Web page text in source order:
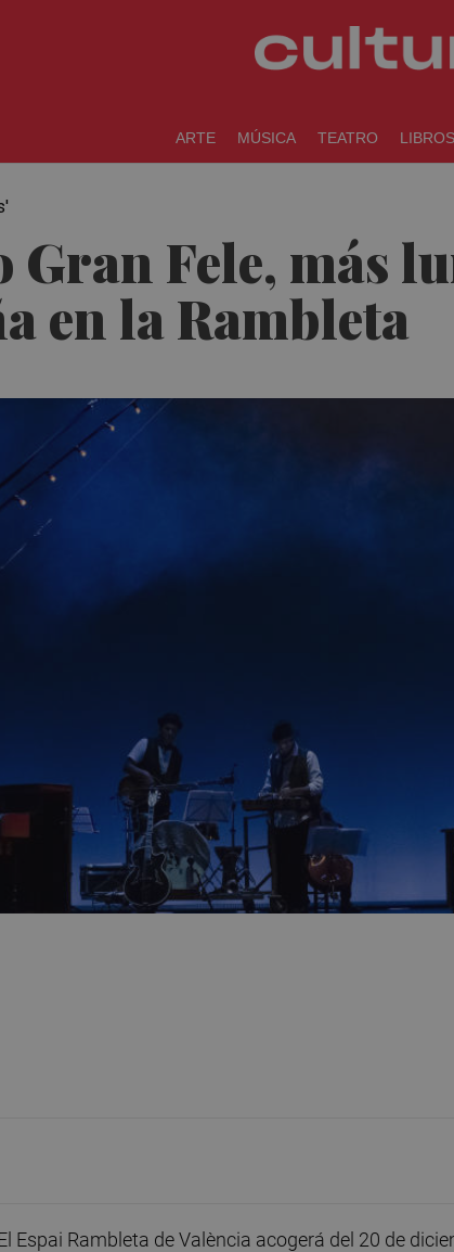
ARTE MÚSICA TEATRO LIBROS
Gran Fele, más
en la Rambleta
Espai Rambleta de València acogerá del 20 de